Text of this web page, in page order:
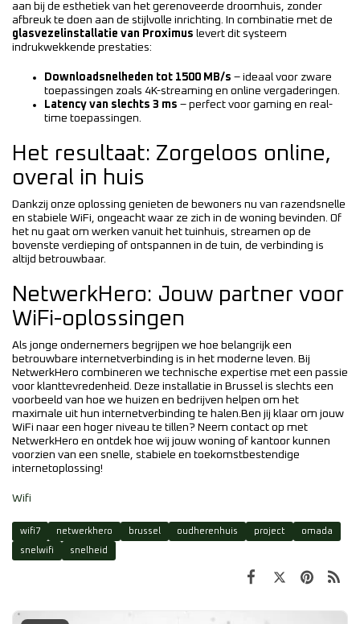
aan bij de esthetiek van het gerenoveerde droomhuis, zonder
afbreuk te doen aan de stijlvolle inrichting. In combinatie met de
glasvezelinstallatie van Proximus levert dit systeem
indrukwekkende prestaties:
Downloadsnelheden tot 1500 MB/s – ideaal voor zware
toepassingen zoals 4K-streaming en online vergaderingen.
Latency van slechts 3 ms – perfect voor gaming en real-
time toepassingen.
Het resultaat: Zorgeloos online,
overal in huis
Dankzij onze oplossing genieten de bewoners nu van razendsnelle
en stabiele WiFi, ongeacht waar ze zich in de woning bevinden. Of
het nu gaat om werken vanuit het tuinhuis, streamen op de
bovenste verdieping of ontspannen in de tuin, de verbinding is
altijd betrouwbaar.
NetwerkHero: Jouw partner voor
WiFi-oplossingen
Als jonge ondernemers begrijpen we hoe belangrijk een
betrouwbare internetverbinding is in het moderne leven. Bij
NetwerkHero combineren we technische expertise met een passie
voor klanttevredenheid. Deze installatie in Brussel is slechts een
voorbeeld van hoe we huizen en bedrijven helpen om het
maximale uit hun internetverbinding te halen.Ben jij klaar om jouw
WiFi naar een hoger niveau te tillen? Neem contact op met
NetwerkHero en ontdek hoe wij jouw woning of kantoor kunnen
voorzien van een snelle, stabiele en toekomstbestendige
internetoplossing!
Wifi
wifi7 netwerkhero brussel oudherenhuis project omada
snelwifi snelheid